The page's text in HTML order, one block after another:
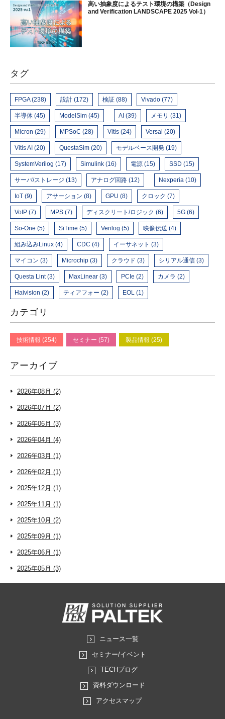
高い抽象度によるテスト環境の構築（Design
and Verification LANDSCAPE 2025 Vol-1）
タグ
FPGA (238) 設計 (172) 検証 (88) Vivado (77)
半導体 (45) ModelSim (45) AI (39) メモリ (31)
Micron (29) MPSoC (28) Vitis (24) Versal (20)
Vitis AI (20) QuestaSim (20) モデルベース開発 (19)
SystemVerilog (17) Simulink (16) 電源 (15) SSD (15)
サーバ/ストレージ (13) アナログ回路 (12) Nexperia (10)
IoT (9) アサーション (8) GPU (8) クロック (7)
VoIP (7) MPS (7) ディスクリート/ロジック (6) 5G (6)
So-One (5) SiTime (5) Verilog (5) 映像伝送 (4)
組み込みLinux (4) CDC (4) イーサネット (3)
マイコン (3) Microchip (3) クラウド (3) シリアル通信 (3)
Questa Lint (3) MaxLinear (3) PCIe (2) カメラ (2)
Haivision (2) ティアフォー (2) EOL (1)
カテゴリ
技術情報 (254) セミナー (57) 製品情報 (25)
アーカイブ
2026年08月 (2)
2026年07月 (2)
2026年06月 (3)
2026年04月 (4)
2026年03月 (1)
2026年02月 (1)
2025年12月 (1)
2025年11月 (1)
2025年10月 (2)
2025年09月 (1)
2025年06月 (1)
2025年05月 (3)
ニュース一覧
セミナー/イベント
TECHブログ
資料ダウンロード
アクセスマップ